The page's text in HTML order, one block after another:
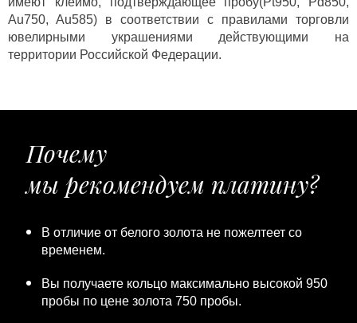
Au750, Au585) в соответствии с правилами торговли
ювелирными украшениями действующими на
территории Российской Федерации.
Почему
мы рекомендуем платину?
В отличие от белого золота не пожелтеет со
временем.
Вы получаете кольцо максимально высокой 950
пробы по цене золота 750 пробы.